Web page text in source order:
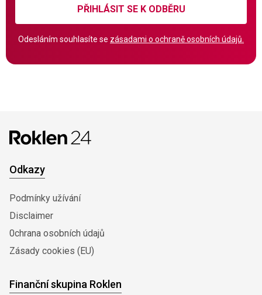
PŘIHLÁSIT SE K ODBĚRU
Odesláním souhlasíte se zásadami o ochraně osobních údajů.
Odkazy
Podmínky užívání
Disclaimer
0chrana osobních údajů
Zásady cookies (EU)
Finanční skupina Roklen